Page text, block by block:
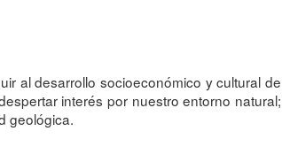
al desarrollo socioeconómico y cultural de
interés por nuestro entorno natural;
geológica.